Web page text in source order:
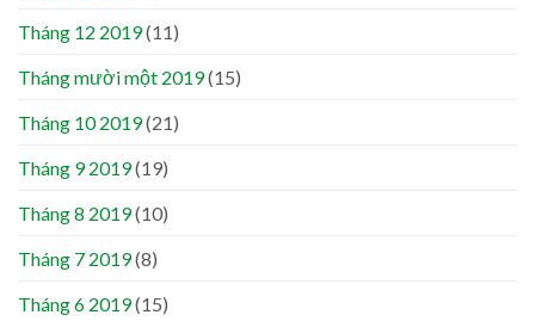
Tháng 12 2019(11)
Tháng mười một 2019(15)
Tháng 10 2019(21)
Tháng 9 2019(19)
Tháng 8 2019(10)
Tháng 7 2019(8)
Tháng 6 2019(15)